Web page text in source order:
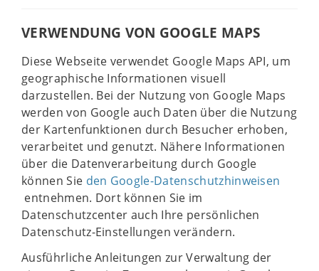
VERWENDUNG VON GOOGLE MAPS
Diese Webseite verwendet Google Maps API, um
geographische Informationen visuell
darzustellen. Bei der Nutzung von Google Maps
werden von Google auch Daten über die Nutzung
der Kartenfunktionen durch Besucher erhoben,
verarbeitet und genutzt. Nähere Informationen
über die Datenverarbeitung durch Google
können Sie den Google-Datenschutzhinweisen
entnehmen. Dort können Sie im
Datenschutzcenter auch Ihre persönlichen
Datenschutz-Einstellungen verändern.
Ausführliche Anleitungen zur Verwaltung der